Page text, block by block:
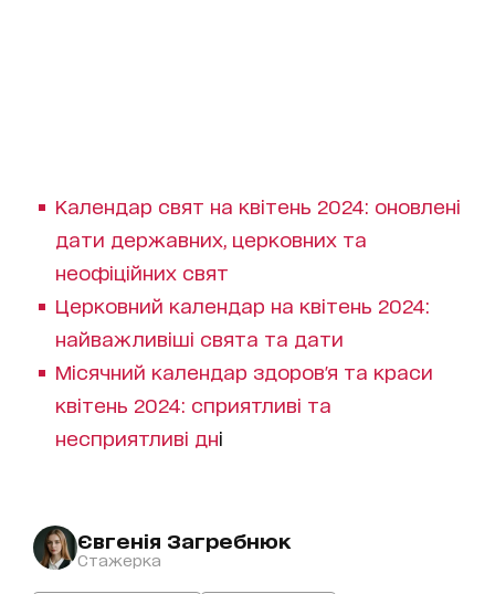
Календар свят на квітень 2024: оновлені
дати державних, церковних та
неофіційних свят
Церковний календар на квітень 2024:
найважливіші свята та дати
Місячний календар здоров'я та краси
квітень 2024: сприятливі та
несприятливі дні
Євгенія Загребнюк
Стажерка